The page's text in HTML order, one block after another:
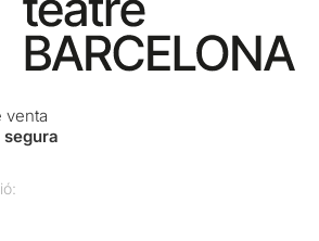
venta
segura